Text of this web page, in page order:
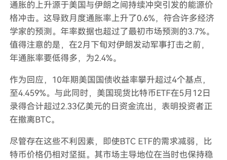
通胀的上升源于美国与伊朗之间持续冲突引发的能源价
格冲击。这导致月度通胀率上升了0.6%，符合许多经济
学家的预测。年率数据也超过了最初市场预测的3.7%。
值得注意的是，在2月下旬对伊朗发动军事打击之前，
年通胀率要低得多，为2.4%。
作为回应，10年期美国国债收益率攀升超过4个基点，
至4.459%。与此同时， 美国现货比特币ETF在5月12日
录得合计超过2.33亿美元的日资金流出，表明投资者正
在撤离BTC。
尽管存在这些不利因素，即使BTC ETF的需求减弱，
比
特币价格仍相对坚挺。其市场主导地位在当时也保持稳